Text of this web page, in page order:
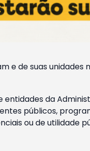
e de suas
da
públicos,
ou de utilidade